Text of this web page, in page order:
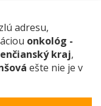
adresu,
onkológ -
kraj,
ešte nie je v